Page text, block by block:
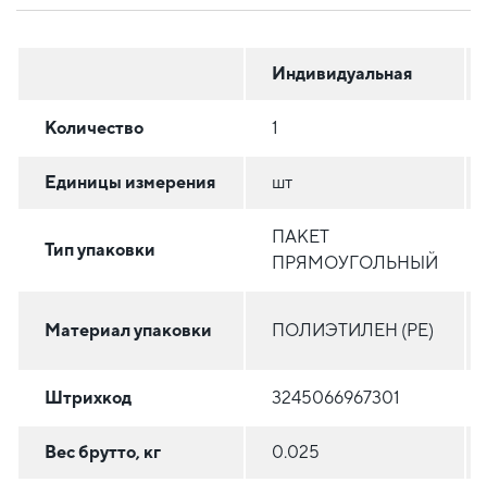
Индивидуальная
Количество 1
Единицы измерения шт
Тип упаковки
ПАКЕТ
ПРЯМОУГОЛЬНЫЙ
Материал упаковки ПОЛИЭТИЛЕН (PE)
Штрихкод 3245066967301
Вес брутто, кг 0.025